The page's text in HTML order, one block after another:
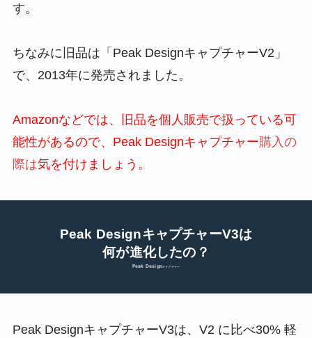
す。
ちなみに旧品は「Peak DesignキャプチャーV2」
で、2013年に発売されました。
Amazonなどでは、旧品を個人販売で扱っている可
能性があるので、Peak Designキャプチャー購入の
際は気を付けましょう。
Peak DesignキャプチャーV3は
何が進化したの？
Peak Designキャプチャー
Peak DesignキャプチャーV3は、V2 に比べ30% 軽